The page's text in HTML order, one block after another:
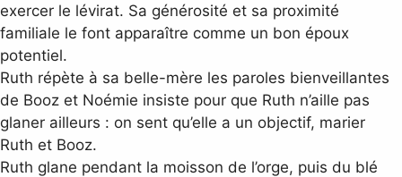
exercer le lévirat. Sa générosité et sa proximité
familiale le font apparaître comme un bon époux
potentiel.
Ruth répète à sa belle-mère les paroles bienveillantes
de Booz et Noémie insiste pour que Ruth n’aille pas
glaner ailleurs : on sent qu’elle a un objectif, marier
Ruth et Booz.
Ruth glane pendant la moisson de l’orge, puis du blé